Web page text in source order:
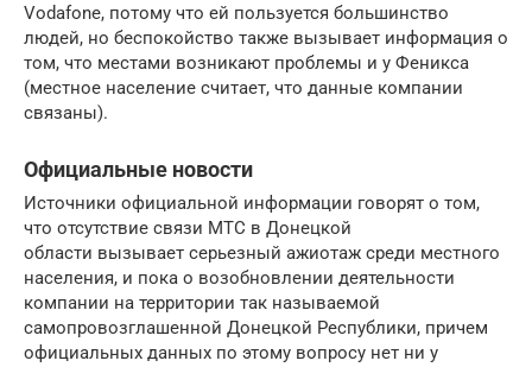
Vodafone, потому что ей пользуется большинство
людей, но беспокойство также вызывает информация о
том, что местами возникают проблемы и у Феникса
(местное население считает, что данные компании
связаны).
Официальные новости
Источники официальной информации говорят о том,
что отсутствие связи МТС в Донецкой
области вызывает серьезный ажиотаж среди местного
населения, и пока о возобновлении деятельности
компании на территории так называемой
самопровозглашенной Донецкой Республики, причем
официальных данных по этому вопросу нет ни у